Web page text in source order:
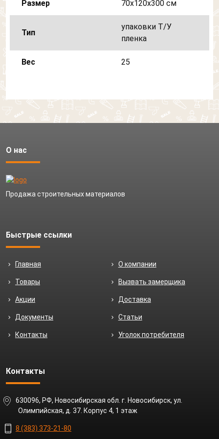
Размер 70х120х300 см
Тип
упаковки Т/У
пленка
Вес 25
О нас
Продажа строительных материалов
Быстрые ссылки
Главная О компании
Товары Вызвать замерщика
Акции Доставка
Документы Статьи
Контакты Уголок потребителя
Контакты
630096, РФ, Новосибирская обл. г. Новосибирск, ул.
Олимпийская, д. 37. Корпус 4, 1 этаж
8 (383) 373-21-80